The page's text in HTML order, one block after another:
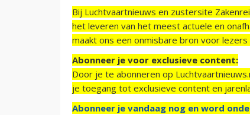
Bij Luchtvaartnieuws en zustersite
het leveren van het meest actuele en
maakt ons een onmisbare bron voor
Abonneer je voor exclusieve content:
Door je te abonneren op
je toegang tot exclusieve content en
Abonneer je vandaag nog en word